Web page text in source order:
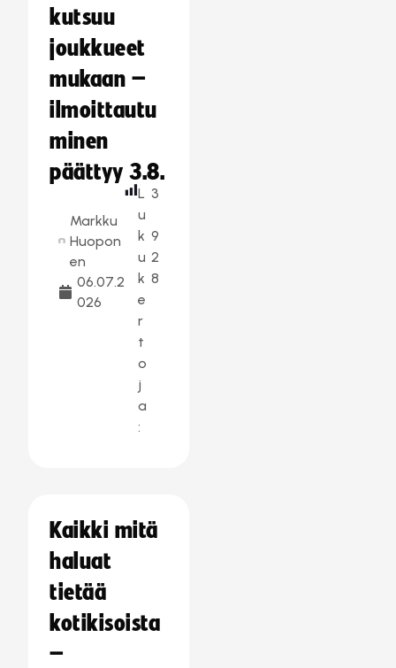
kutsuu
joukkueet
mukaan –
ilmoittautu
minen
päättyy 3.8.
Markku
Huopon
en
06.07.2
026
L
u
k
u
k
e
r
t
o
j
a
:
3
9
2
8
Kaikki mitä
haluat
tietää
kotikisoista
–